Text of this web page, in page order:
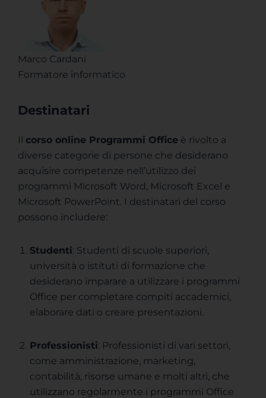
Marco Cardani
Formatore informatico
Destinatari
Il corso online Programmi Office è rivolto a
diverse categorie di persone che desiderano
acquisire competenze nell’utilizzo dei
programmi Microsoft Word, Microsoft Excel e
Microsoft PowerPoint. I destinatari del corso
possono includere:
Studenti: Studenti di scuole superiori,
università o istituti di formazione che
desiderano imparare a utilizzare i programmi
Office per completare compiti accademici,
elaborare dati o creare presentazioni.
Professionisti: Professionisti di vari settori,
come amministrazione, marketing,
contabilità, risorse umane e molti altri, che
utilizzano regolarmente i programmi Office